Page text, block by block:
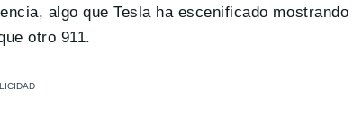
algo que Tesla ha escenificado mostrando
otro 911.